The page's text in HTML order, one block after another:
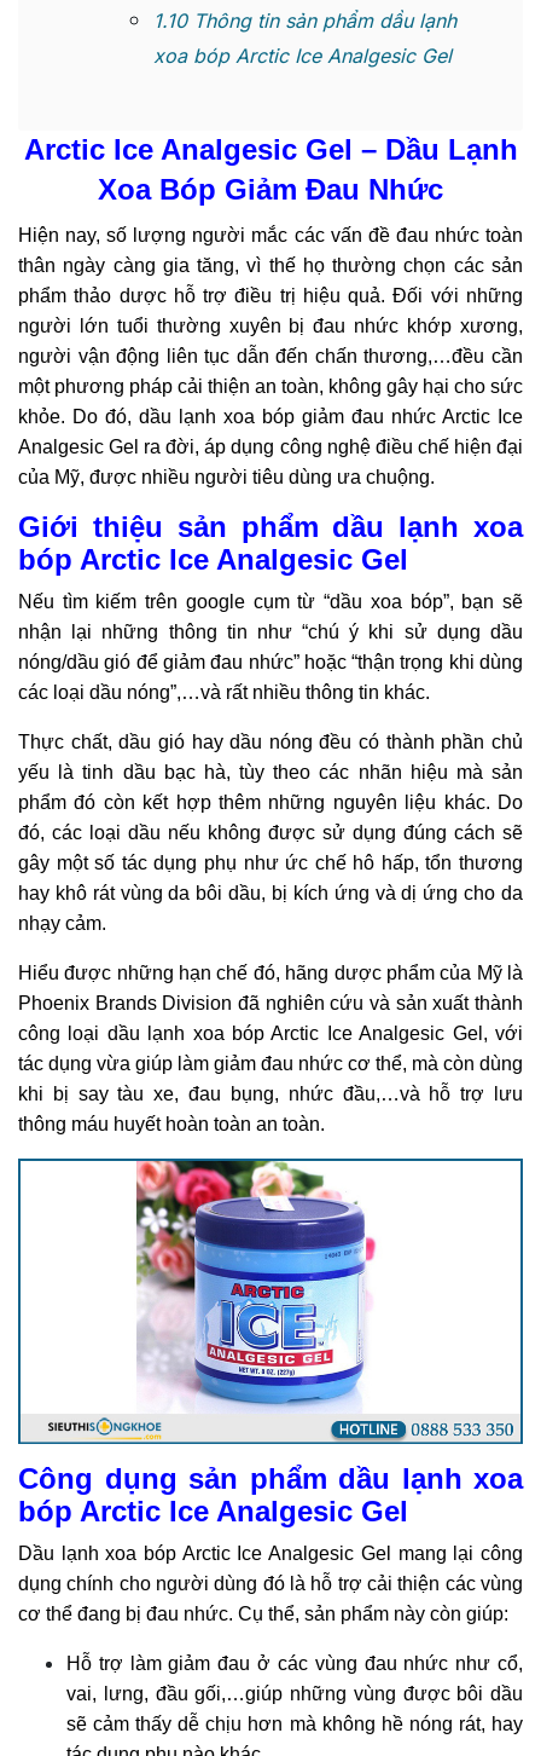
1.10Thông tin sản phẩm dầu lạnh
xoa bóp Arctic Ice Analgesic Gel
Arctic Ice Analgesic Gel – Dầu Lạnh
Xoa Bóp Giảm Đau Nhức
Hiện nay, số lượng người mắc các vấn đề đau nhức toàn
thân ngày càng gia tăng, vì thế họ thường chọn các sản
phẩm thảo dược hỗ trợ điều trị hiệu quả. Đối với những
người lớn tuổi thường xuyên bị đau nhức khớp xương,
người vận động liên tục dẫn đến chấn thương,…đều cần
một phương pháp cải thiện an toàn, không gây hại cho sức
khỏe. Do đó, dầu lạnh xoa bóp giảm đau nhức Arctic Ice
Analgesic Gel ra đời, áp dụng công nghệ điều chế hiện đại
của Mỹ, được nhiều người tiêu dùng ưa chuộng.
Giới thiệu sản phẩm dầu lạnh xoa
bóp Arctic Ice Analgesic Gel
Nếu tìm kiếm trên google cụm từ “dầu xoa bóp”, bạn sẽ
nhận lại những thông tin như “chú ý khi sử dụng dầu
nóng/dầu gió để giảm đau nhức” hoặc “thận trọng khi dùng
các loại dầu nóng”,…và rất nhiều thông tin khác.
Thực chất, dầu gió hay dầu nóng đều có thành phần chủ
yếu là tinh dầu bạc hà, tùy theo các nhãn hiệu mà sản
phẩm đó còn kết hợp thêm những nguyên liệu khác. Do
đó, các loại dầu nếu không được sử dụng đúng cách sẽ
gây một số tác dụng phụ như ức chế hô hấp, tổn thương
hay khô rát vùng da bôi dầu, bị kích ứng và dị ứng cho da
nhạy cảm.
Hiểu được những hạn chế đó, hãng dược phẩm của Mỹ là
Phoenix Brands Division đã nghiên cứu và sản xuất thành
công loại dầu lạnh xoa bóp Arctic Ice Analgesic Gel, với
tác dụng vừa giúp làm giảm đau nhức cơ thể, mà còn dùng
khi bị say tàu xe, đau bụng, nhức đầu,…và hỗ trợ lưu
thông máu huyết hoàn toàn an toàn.
Công dụng sản phẩm dầu lạnh xoa
bóp Arctic Ice Analgesic Gel
Dầu lạnh xoa bóp Arctic Ice Analgesic Gel mang lại công
dụng chính cho người dùng đó là hỗ trợ cải thiện các vùng
cơ thể đang bị đau nhức. Cụ thể, sản phẩm này còn giúp:
Hỗ trợ làm giảm đau ở các vùng đau nhức như cổ,
vai, lưng, đầu gối,…giúp những vùng được bôi dầu
sẽ cảm thấy dễ chịu hơn mà không hề nóng rát, hay